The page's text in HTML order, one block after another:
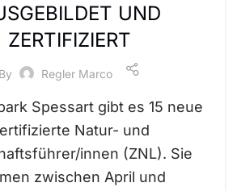
UND
ZERTIFIZIERT
By Regler Marco
Spessart gibt es 15 neue
Natur- und
innen (ZNL). Sie
zwischen April und